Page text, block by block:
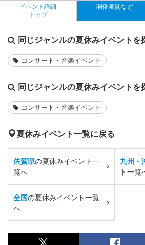
イベント詳細
トップ
開催期間など
同じジャンルの夏休みイベントを
コンサート・音楽イベント
同じジャンルの夏休みイベントを
コンサート・音楽イベント
夏休みイベント一覧に戻る
佐賀県の夏休みイベント一
覧へ
九州・
ト一覧
全国の夏休みイベント一覧
へ